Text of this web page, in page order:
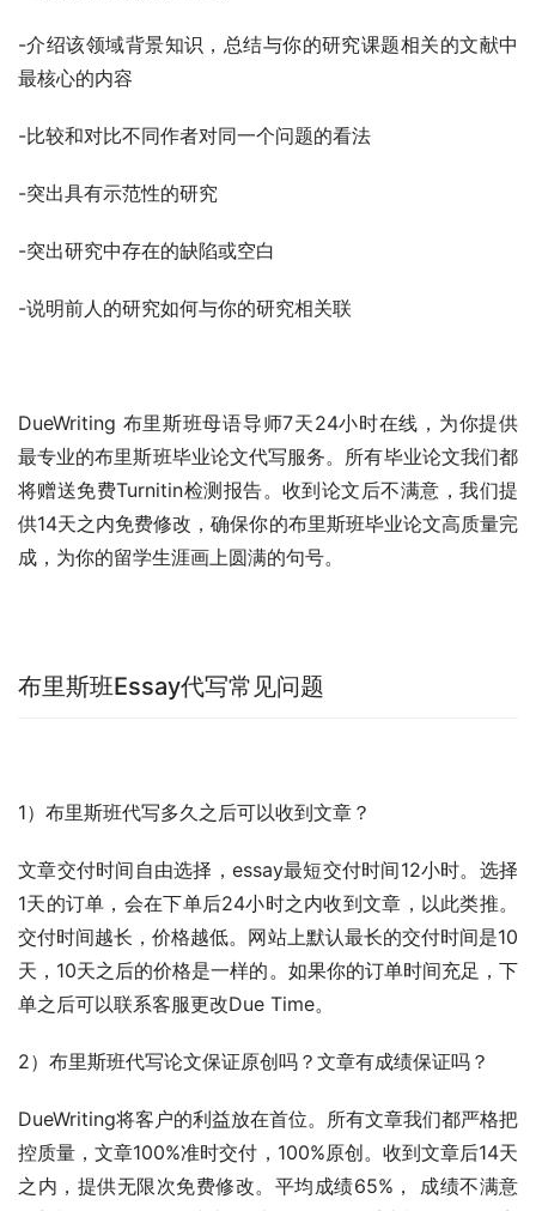
-介绍该领域背景知识，总结与你的研究课题相关的文献中
最核心的内容
-比较和对比不同作者对同一个问题的看法
-突出具有示范性的研究
-突出研究中存在的缺陷或空白
-说明前人的研究如何与你的研究相关联
DueWriting 布里斯班母语导师7天24小时在线，为你提供
最专业的布里斯班毕业论文代写服务。所有毕业论文我们都
将赠送免费Turnitin检测报告。收到论文后不满意，我们提
供14天之内免费修改，确保你的布里斯班毕业论文高质量完
成，为你的留学生涯画上圆满的句号。
布里斯班Essay代写常见问题
1）布里斯班代写多久之后可以收到文章？
文章交付时间自由选择，essay最短交付时间12小时。选择
1天的订单，会在下单后24小时之内收到文章，以此类推。
交付时间越长，价格越低。网站上默认最长的交付时间是10
天，10天之后的价格是一样的。如果你的订单时间充足，下
单之后可以联系客服更改Due Time。
2）布里斯班代写论文保证原创吗？文章有成绩保证吗？
DueWriting将客户的利益放在首位。所有文章我们都严格把
控质量，文章100%准时交付，100%原创。收到文章后14天
之内，提供无限次免费修改。平均成绩65%， 成绩不满意